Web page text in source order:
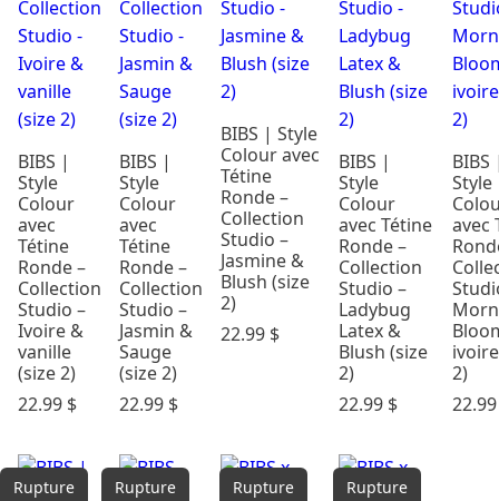
BIBS |
Style
Colour
avec
Tétine
Ronde –
Collection
Studio –
Ivoire &
vanille
(size 2)
22.99 $
BIBS |
Style
Colour
avec
Tétine
Ronde –
Collection
Studio –
Jasmin &
Sauge
(size 2)
22.99 $
BIBS | Style
Colour avec
Tétine
Ronde –
Collection
Studio –
Jasmine &
Blush (size
2)
22.99 $
BIBS |
Style
Colour
avec Tétine
Ronde –
Collection
Studio –
Ladybug
Latex &
Blush (size
2)
22.99 $
BIBS
Style
avec
2)
Rupture
Rupture
Rupture
Rupture